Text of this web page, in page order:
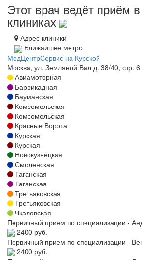
Этот врач ведёт приём
клиниках
Адрес клиники
Ближайшее метро
МедЦентрСервис на Курской
Москва, ул. Земляной Вал д. 38/40, стр. 6
Авиамоторная
Баррикадная
Бауманская
Комсомольская
Комсомольская
Красные Ворота
Курская
Курская
Новокузнецкая
Смоленская
Таганская
Таганская
Третьяковская
Третьяковская
Чкаловская
Первичный прием по специализации -
2400 руб.
Первичный прием по специализации -
2400 руб.